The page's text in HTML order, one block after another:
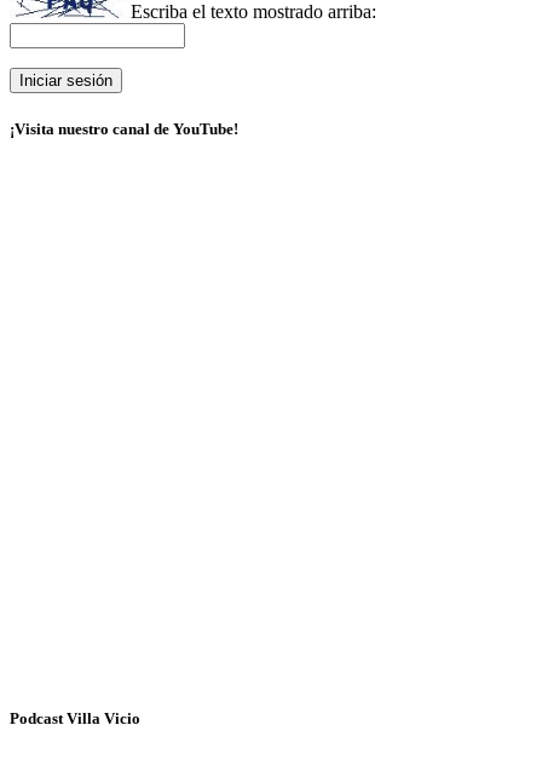
Escriba el texto mostrado arriba:
¡Visita nuestro canal de YouTube!
Podcast Villa Vicio